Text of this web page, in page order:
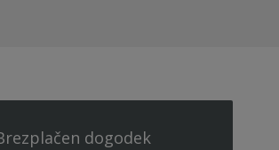
dogodek